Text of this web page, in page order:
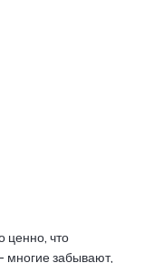
ценно, что
многие забывают,